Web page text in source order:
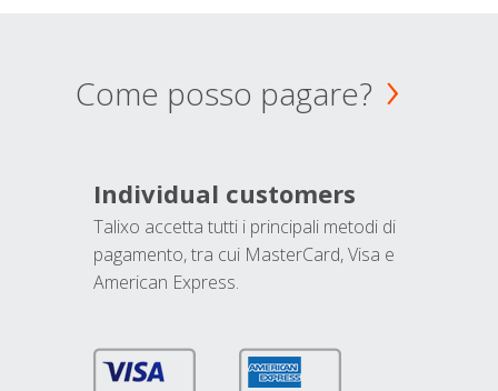
Come posso pagare?
Individual customers
Talixo accetta tutti i principali metodi di
pagamento, tra cui MasterCard, Visa e
American Express.